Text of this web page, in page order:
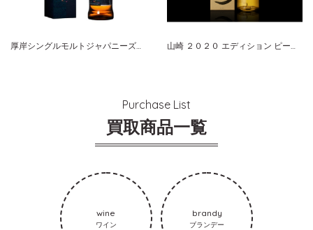
厚岸シングルモルトジャパニーズウイスキー立秋（りっしゅう） 山崎 ２０２０ エディション ピーテッドモルト シングルモルトウイスキー 数量限定品
Purchase List
買取商品一覧
wine
ワイン
brandy
ブランデー